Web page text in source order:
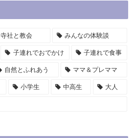
小学生
子連れでおでかけ
大人
ママ＆プレママ
子連れで食事
中高生
自然とふれあう
寺社と教会 みんなの体験談